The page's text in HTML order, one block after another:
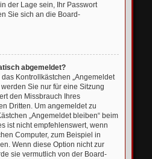
der Lage sein, Ihr Passwort
Sie sich an die Board-
abgemeldet?
Kontrollkästchen „Angemeldet
Sie nur für eine Sitzung
den Missbrauch Ihres
Dritten. Um angemeldet zu
„Angemeldet bleiben“ beim
ist nicht empfehlenswert, wenn
Computer, zum Beispiel in
Wenn diese Option nicht zur
sie vermutlich von der Board-